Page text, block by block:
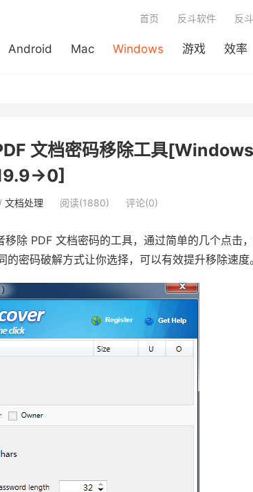
Android Mac Windows 游戏 效率
首页 反斗软件 反
文档密码移除工具
文档处理 阅读(1880) 评论(0)
移除 PDF 文档密码的工具，通过简单的几个点击
密码破解方式让你选择，可以有效提升移除速度。